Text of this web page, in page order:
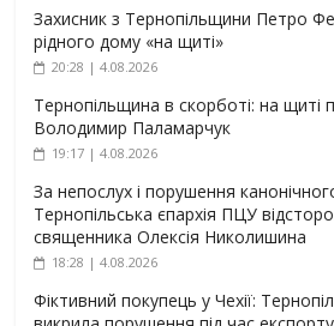
Захисник з Тернопільщини Петро
рідного дому «на щиті»
20:28 | 4.08.2026
Тернопільщина в скорботі: на щиті
Володимир Паламарчук
19:17 | 4.08.2026
За непослух і порушення
Тернопільська єпархія ПЦУ
священника Олексія Николишина
18:28 | 4.08.2026
Фіктивний покупець у Чехії: